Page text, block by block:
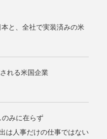
と、全社で実装済みの米
れる米国企業
みに在らず
は人事だけの仕事ではない